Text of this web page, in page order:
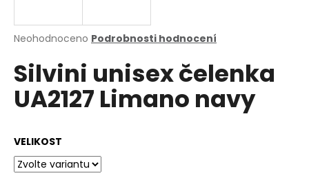
Průměrné
produktu
je
0,0
z
Neohodnoceno Podrobnosti hodnocení
Silvini unisex čelenka
UA2127 Limano navy
VELIKOST
j
t
?